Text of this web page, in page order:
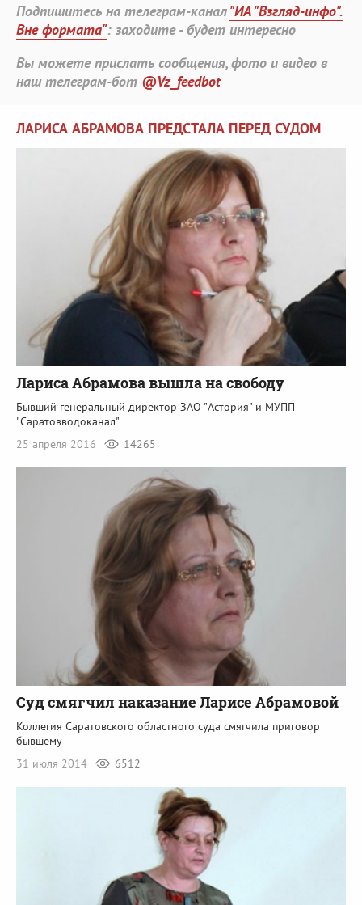
Подпишитесь на телеграм-канал"ИА "Взгляд-инфо".
Вне формата": заходите - будет интересно
Вы можете прислать сообщения, фото и видео в
наш телеграм-бот @Vz_feedbot
ЛАРИСА АБРАМОВА ПРЕДСТАЛА ПЕРЕД СУДОМ
Лариса Абрамова вышла на свободу
Бывший генеральный директор ЗАО "Астория" и МУПП
"Саратовводоканал"
25 апреля 2016
14265
Суд смягчил наказание Ларисе Абрамовой
Коллегия Саратовского областного суда смягчила приговор
бывшему
31 июля 2014
6512